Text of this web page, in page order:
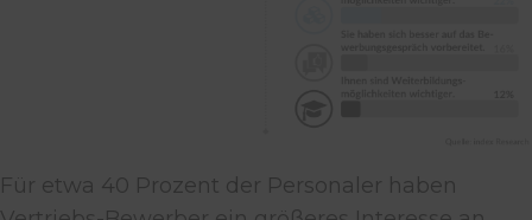
Für etwa 40 Prozent der Personaler haben